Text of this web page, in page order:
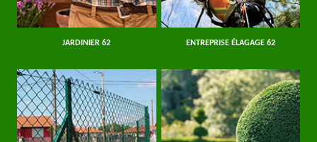
JARDINIER 62 ENTREPRISE ÉLAGAGE 62